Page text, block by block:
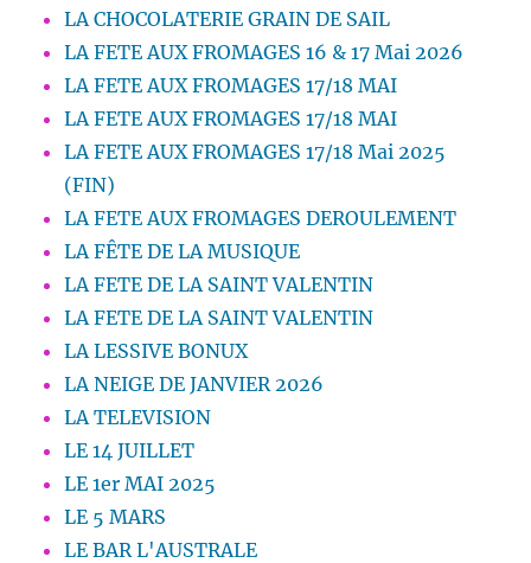
LA CHOCOLATERIE GRAIN DE SAIL
LA FETE AUX FROMAGES 16 & 17 Mai 2026
LA FETE AUX FROMAGES 17/18 MAI
LA FETE AUX FROMAGES 17/18 MAI
LA FETE AUX FROMAGES 17/18 Mai 2025
(FIN)
LA FETE AUX FROMAGES DEROULEMENT
LA FÊTE DE LA MUSIQUE
LA FETE DE LA SAINT VALENTIN
LA FETE DE LA SAINT VALENTIN
LA LESSIVE BONUX
LA NEIGE DE JANVIER 2026
LA TELEVISION
LE 14 JUILLET
LE 1er MAI 2025
LE 5 MARS
LE BAR L'AUSTRALE